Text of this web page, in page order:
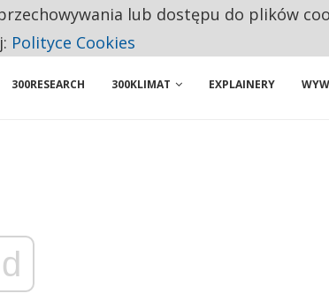
ZAKUPY
300RESEARCH 300KLIMAT EXPLAINERY
lub dostępu do plików
Polityce Cookies